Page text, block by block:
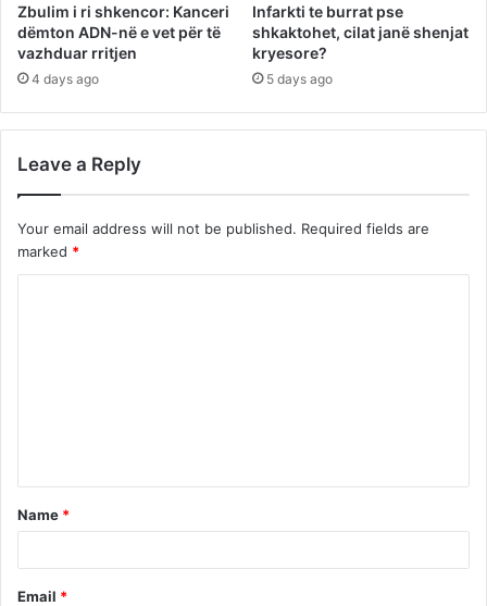
Zbulim i ri shkencor: Kanceri
dëmton ADN-në e vet për të
vazhduar rritjen
4 days ago
Infarkti te burrat pse
shkaktohet, cilat janë shenjat
kryesore?
5 days ago
Leave a Reply
Your email address will not be published. Required fields are
marked *
t
*
Name *
Email *